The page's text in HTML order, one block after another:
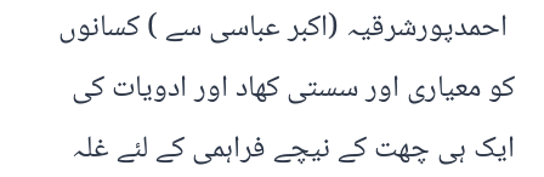
احمدپورشرقیہ (اکبر عباسی سے ) کسانوں
کو معیاری اور سستی کھاد اور ادویات کی
ایک ہی چھت کے نیچے فراہمی کے لئے غلہ